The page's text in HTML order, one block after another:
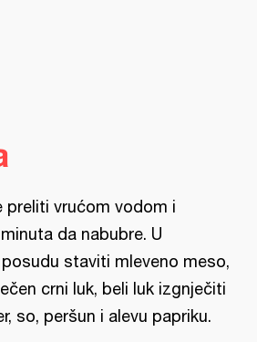
preliti vrućom vodom i
da nabubre. U
staviti mleveno meso,
crni luk, beli luk izgnječiti
so, peršun i alevu papriku.